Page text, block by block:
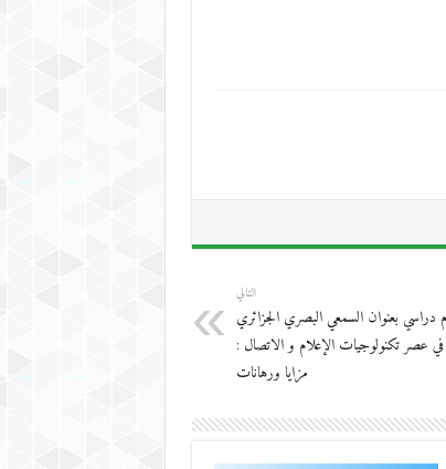
التالي
دراسي بعنوان السمعي البصري الجزائري
في عصر تكنولوجيات الإعلام و الاتصال :
مزايا ورهانات